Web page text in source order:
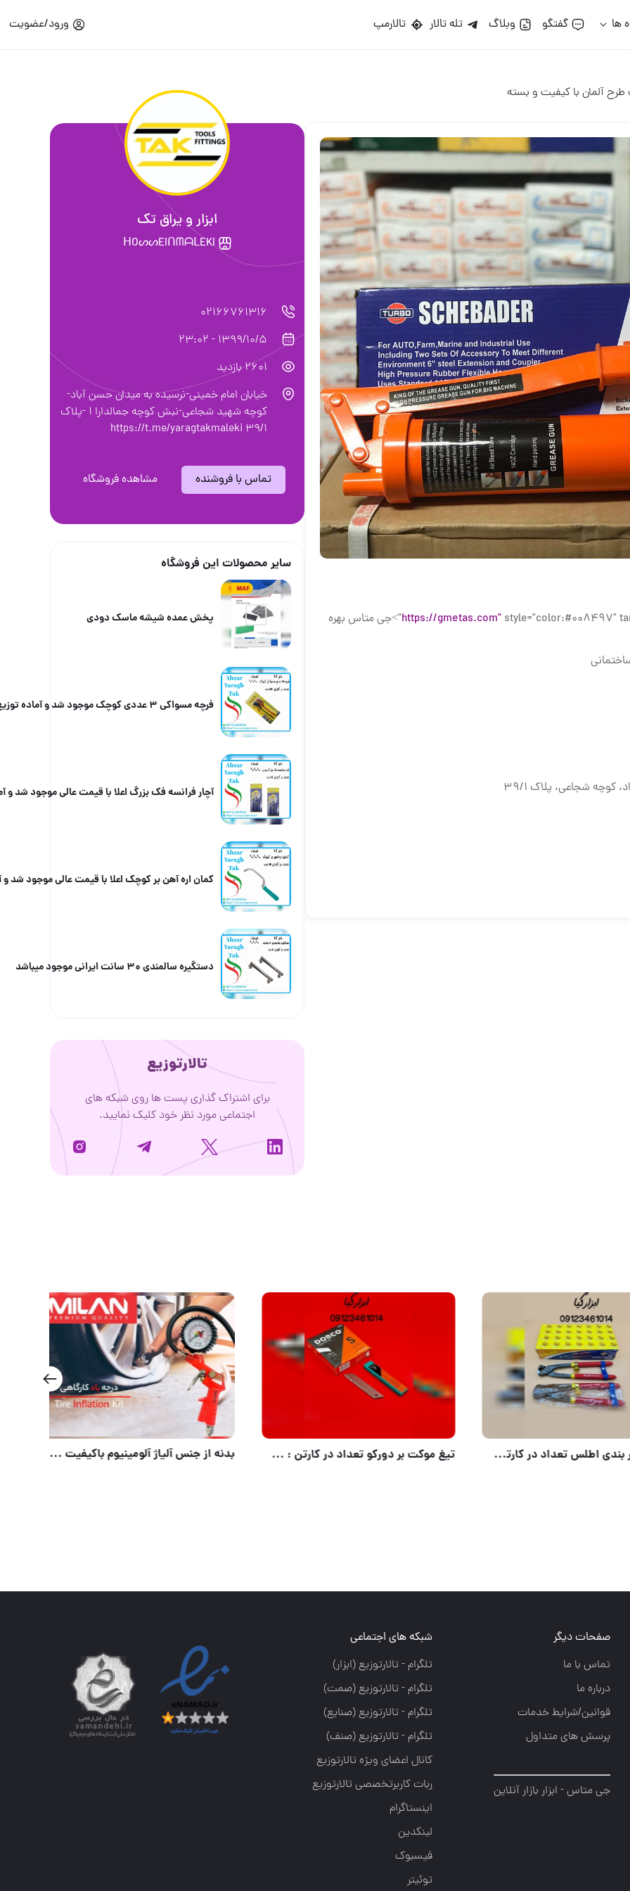
وبلاگ تله تالار تالارمپ ورود/عضویت
و بسته
https://gmetas.com"style="color:#008497" target="_blank">جی متاس بهره
۳۹/۱
ابزار و یراق تك
ᕼOᔕᔕEIᑎᗰᗩᒪEKI
02166761316
1399/10/5 - 23:02
2601 بازدید
خیابان امام خمینی-نرسیده به میدان حسن آباد-
كوچه شهید شجاعی-نبش كوچه جمالدارا ١ -پلاك
٣٩/١ https://t.me/yaragtakmaleki
تماس با فروشنده مشاهده فروشگاه
سایر محصولات این فروشگاه
پخش عمده شیشه ماسک دودی
فرچه مسواکی ۳ عددی کوچک موجود شد و آماده توزیع میباشد
آچار فرانسه فک بزرگ اعلا با قیمت عالی موجود شد و آماده توزیع میباشد
کمان اره آهن بر کوچک اعلا با قیمت عالی موجود شد و آماده توزیع
دستگیره سالمندی ۳۰ سانت ایرانی موجود میباشد
برای اشتراک گذاری پست ها روی شبکه های
اجتماعی مورد نظر خود کلیک نمایید.
گاز آرماتور بندی اطلس تعداد در کارتن : .. عدد به صورت خرده هم امکان پذیر هست 🟧لینک کانال روبیکا:🟧 h تیغ موکت بر دورکو تعداد در کارتن : .. عدد به صورت خرده هم امکان پذیر هست 🟧لینک کانال روبیکا:🟧 https
خدمات
بازار آنلاین
شبکه های اجتماعی
تلگرام - تالارتوزيع (ابزار)
تلگرام - تالارتوزيع (صمت)
تلگرام - تالارتوزيع (صنايع)
تلگرام - تالارتوزیع (صنف)
کانال اعضای ویژه تالارتوزیع
ربات کاربرتخصصی تالارتوزیع